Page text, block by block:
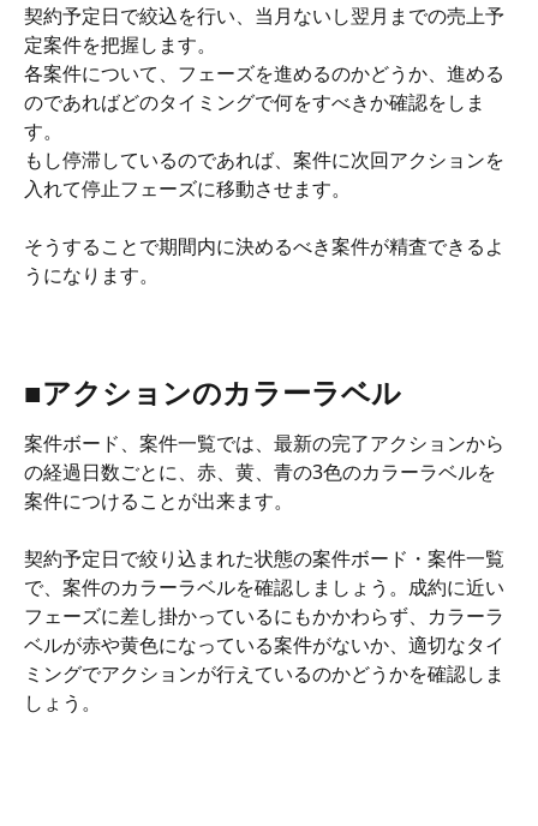
契約予定日で絞込を行い、当月ないし翌月までの売上予
定案件を把握します。
各案件について、フェーズを進めるのかどうか、進める
のであればどのタイミングで何をすべきか確認をしま
す。
もし停滞しているのであれば、案件に次回アクションを
入れて停止フェーズに移動させます。
そうすることで期間内に決めるべき案件が精査できるよ
うになります。
■アクションのカラーラベル
案件ボード、案件一覧では、最新の完了アクションから
の経過日数ごとに、赤、黄、青の3色のカラーラベルを
案件につけることが出来ます。
契約予定日で絞り込まれた状態の案件ボード・案件一覧
で、案件のカラーラベルを確認しましょう。成約に近い
フェーズに差し掛かっているにもかかわらず、カラーラ
ベルが赤や黄色になっている案件がないか、適切なタイ
ミングでアクションが行えているのかどうかを確認しま
しょう。